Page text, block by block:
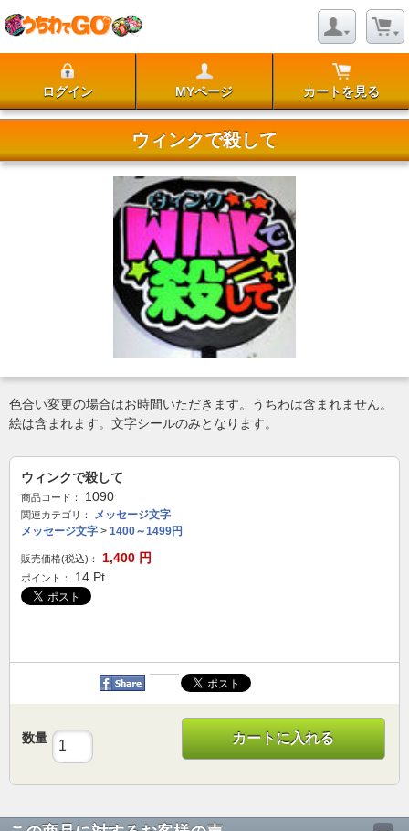
ログイン MYページ カートを見る
ウィンクで殺して
色合い変更の場合はお時間いただきます。うちわは含まれません。
絵は含まれます。文字シールのみとなります。
ウィンクで殺して
商品コード： 1090
関連カテゴリ：
メッセージ文字
メッセージ文字 > 1400～1499円
販売価格(税込)： 1,400 円
ポイント： 14 Pt
数量 カートに入れる